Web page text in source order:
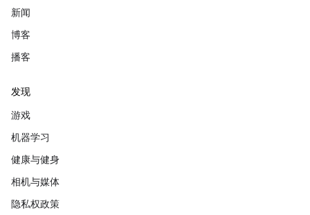
新闻
博客
播客
发现
游戏
机器学习
健康与健身
相机与媒体
隐私权政策